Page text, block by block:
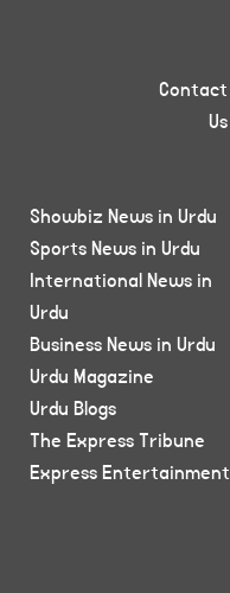
Contact
Us
Showbiz News in Urdu
Sports News in Urdu
International News in
Urdu
Business News in Urdu
Urdu Magazine
Urdu Blogs
The Express Tribune
Express Entertainment